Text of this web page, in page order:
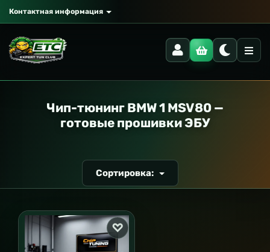
Контактная информация
Чип-тюнинг BMW 1 MSV80 —
готовые прошивки ЭБУ
Сортировка: